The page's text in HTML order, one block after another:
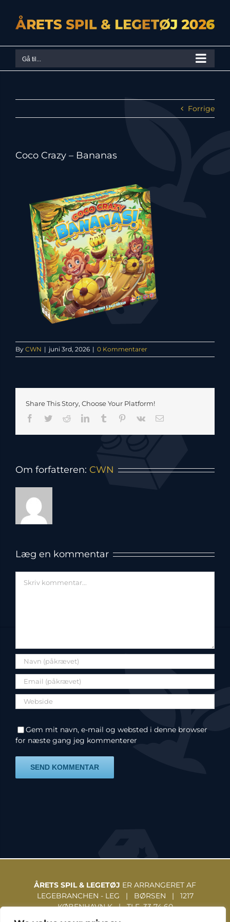
content
Gå til...
Forrige
Coco Crazy – Bananas
By CWN | juni 3rd, 2026 | 0 Kommentarer
Share This Story, Choose Your Platform!
Facebook
TwitterRedditLinkedInTumblr Pinterest
Vk
E-
Om forfatteren: CWN
Læg en kommentar
Gem mit navn, e-mail og websted i denne browser
for næste gang jeg kommenterer
ÅRETS SPIL & LEGETØJ ER ARRANGERET AF
LEGEBRANCHEN - LEG | BØRSEN | 1217
KØBENHAVN K | TLF. 33 74 60
31 | WWW.LEGEBRANCHEN.DK